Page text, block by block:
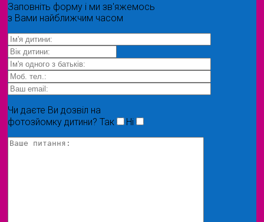
Заповніть форму і ми зв'яжемось
з Вами найближчим часом
Чи даєте Ви дозвіл на
фотозйомку дитини? Так Ні